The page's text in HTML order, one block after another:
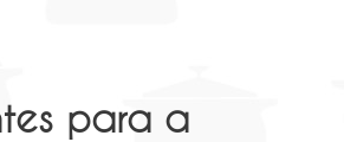
para a